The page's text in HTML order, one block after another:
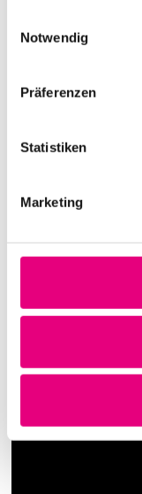
Notwendig
Präferenzen
Statistiken
Marketing